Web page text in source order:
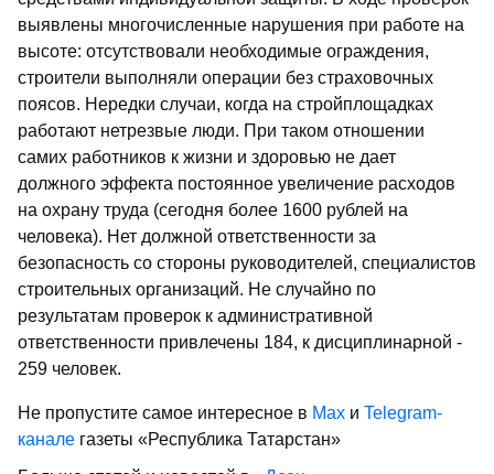
выявлены многочисленные нарушения при работе на
высоте: отсутствовали необходимые ограждения,
строители выполняли операции без страховочных
поясов. Нередки случаи, когда на стройплощадках
работают нетрезвые люди. При таком отношении
самих работников к жизни и здоровью не дает
должного эффекта постоянное увеличение расходов
на охрану труда (сегодня более 1600 рублей на
человека). Нет должной ответственности за
безопасность со стороны руководителей, специалистов
строительных организаций. Не случайно по
результатам проверок к административной
ответственности привлечены 184, к дисциплинарной -
259 человек.
Не пропустите самое интересное в Max и Telegram-
канале газеты «Республика Татарстан»